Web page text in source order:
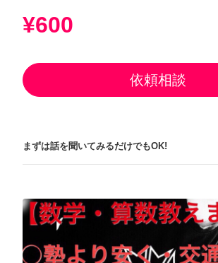
¥600
依頼相談
まずは話を聞いてみるだけでもOK!